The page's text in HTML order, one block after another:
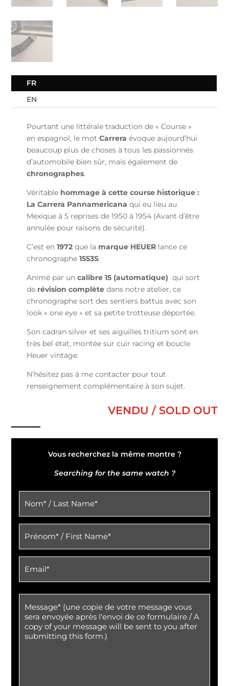
FR
EN
Pourtant une littérale traduction de « Course »
en espagnol, le motCarrera évoque aujourd’hui
beaucoup plus de choses à tous les passionnés
d’automobile bien sûr, mais également de
chronographes.
Véritable hommage à cette course historique :
La Carrera Pannamericana qui eu lieu au
Mexique à 5 reprises de 1950 à 1954 (Avant d’être
annulée pour raisons de sécurité).
C’est en1972que la marque HEUER lance ce
chronographe1553S.
Animé par uncalibre 15 (automatique) qui sort
de révision complète dans notre atelier, ce
chronographe sort des sentiers battus avec son
look « one eye » et sa petite trotteuse déportée.
Son cadran silver et ses aiguilles tritium sont en
très bel état, montée sur cuir racing et boucle
Heuer vintage.
N’hésitez pas à me contacter pour tout
renseignement complémentaire à son sujet.
VENDU / SOLD OUT
Vous recherchez la même montre ?
Searching for the same watch ?